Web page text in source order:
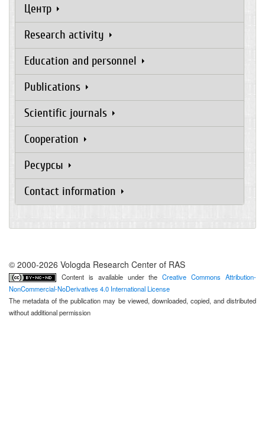
Центр
Research activity
Education and personnel
Publications
Scientific journals
Cooperation
Ресурсы
Contact information
© 2000-2026 Vologda Research Center of RAS
Content is available under theCreative Commons Attribution-
NonCommercial-NoDerivatives 4.0 International License
The metadata of the publication may be viewed, downloaded, copied, and distributed
without additional permission